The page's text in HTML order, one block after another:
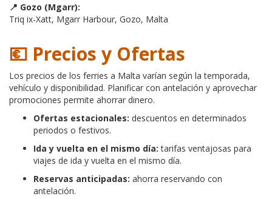
📍 Gozo (Mgarr):
Triq ix-Xatt, Mgarr Harbour, Gozo, Malta
💶 Precios y Ofertas
Los precios de los ferries a Malta varían según la temporada,
vehículo y disponibilidad. Planificar con antelación y aprovechar
promociones permite ahorrar dinero.
Ofertas estacionales: descuentos en determinados
periodos o festivos.
Ida y vuelta en el mismo día: tarifas ventajosas para
viajes de ida y vuelta en el mismo día.
Reservas anticipadas: ahorra reservando con
antelación.